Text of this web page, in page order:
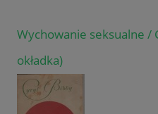
Wychowanie seksualne /
okładka)